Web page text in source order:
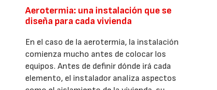
Aerotermia: una instalación que se
diseña para cada vivienda
En el caso de la aerotermia, la instalación
comienza mucho antes de colocar los
equipos. Antes de definir dónde irá cada
elemento, el instalador analiza aspectos